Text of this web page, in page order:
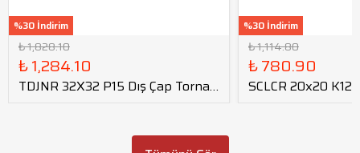
%30 İndirim
₺ 1,828.10
₺ 1,284.10
TDJNR 32X32 P15 Dış Çap Torna
%30 İndirim
₺ 1,114.80
₺ 780.90
SCLCR 20x20 K12